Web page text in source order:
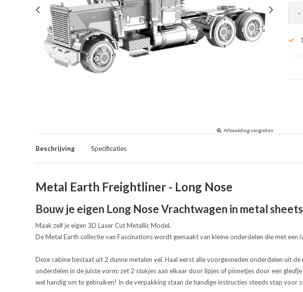
Afbeelding vergroten
-
Beschrijving Specificaties
Metal Earth Freightliner - Long Nose
Bouw je eigen Long Nose Vrachtwagen in metal sheets
Maak zelf je eigen 3D Laser Cut Metallic Model.
De Metal Earth collectie van Fascinations wordt gemaakt van kleine onderdelen die met een
Deze cabine bestaat uit 2 dunne metalen vel. Haal eerst alle voorgesneden onderdelen uit
onderdelen in de juiste vorm; zet 2 stukjes aan elkaar door lipjes of pinnetjes door een
wel handig om te gebruiken! In de verpakking staan de handige instructies steeds stap voor